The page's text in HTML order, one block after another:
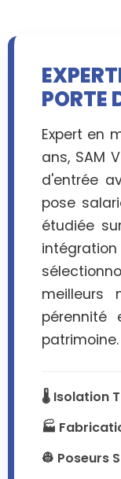
PORTE
Expert en
ans, SAM
d'entrée
pose
étudiée
meilleurs
pérennité
patrimoine.
🌡️ Isolation
🏭
👷 Poseurs